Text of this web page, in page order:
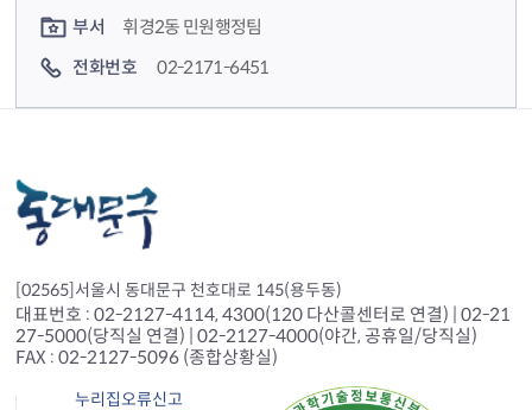
부서
휘경2동 민원행정팀
전화번호
02-2171-6451
[02565]서울시 동대문구 천호대로 145(용두동)
대표번호 : 02-2127-4114, 4300(120 다산콜센터로 연결) | 02-21
27-5000(당직실 연결) | 02-2127-4000(야간, 공휴일/당직실)
FAX : 02-2127-5096 (종합상황실)
누리집오류신고